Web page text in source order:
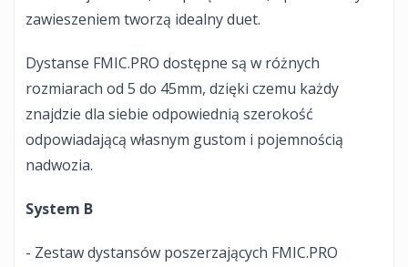
zawieszeniem tworzą idealny duet.
Dystanse FMIC.PRO dostępne są w różnych
rozmiarach od 5 do 45mm, dzięki czemu każdy
znajdzie dla siebie odpowiednią szerokość
odpowiadającą własnym gustom i pojemnością
nadwozia.
System B
- Zestaw dystansów poszerzających FMIC.PRO